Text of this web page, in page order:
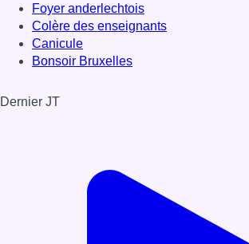
Foyer anderlechtois
Colère des enseignants
Canicule
Bonsoir Bruxelles
Dernier JT